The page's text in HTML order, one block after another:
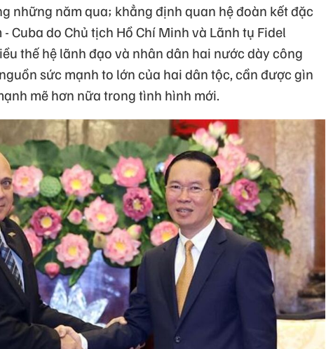
những năm qua; khẳng định quan hệ đoàn kết đặc
Cuba do Chủ tịch Hồ Chí Minh và Lãnh tụ Fidel
thế hệ lãnh đạo và nhân dân hai nước dày công
sức mạnh to lớn của hai dân tộc, cần được gìn
mẽ hơn nữa trong tình hình mới.